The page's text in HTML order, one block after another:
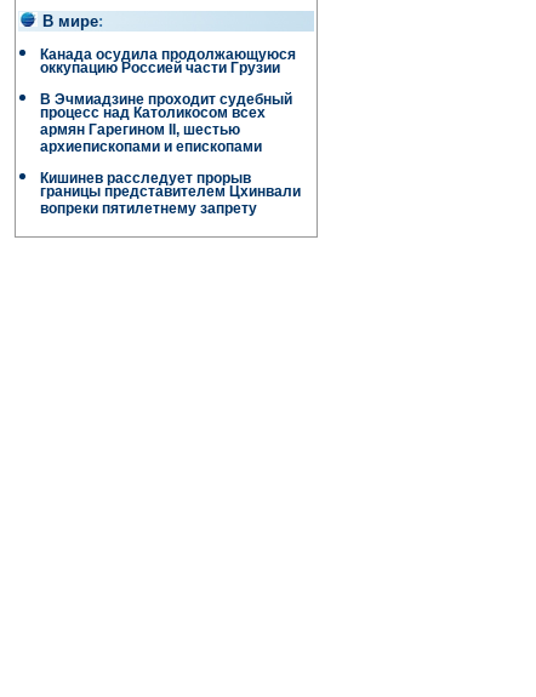
В мире:
Канада осудила продолжающуюся
оккупацию Россией части Грузии
В Эчмиадзине проходит судебный
процесс над Католикосом всех
армян Гарегином II, шестью
архиепископами и епископами
Кишинев расследует прорыв
границы представителем Цхинвали
вопреки пятилетнему запрету